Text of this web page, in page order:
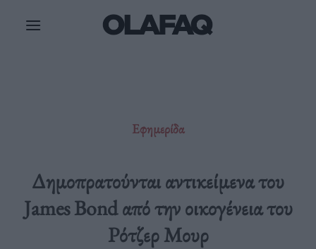
Εφημερίδα
Δημοπρατούνται αντικείμενα του
James Bond από την οικογένεια του
Ρότζερ Μουρ